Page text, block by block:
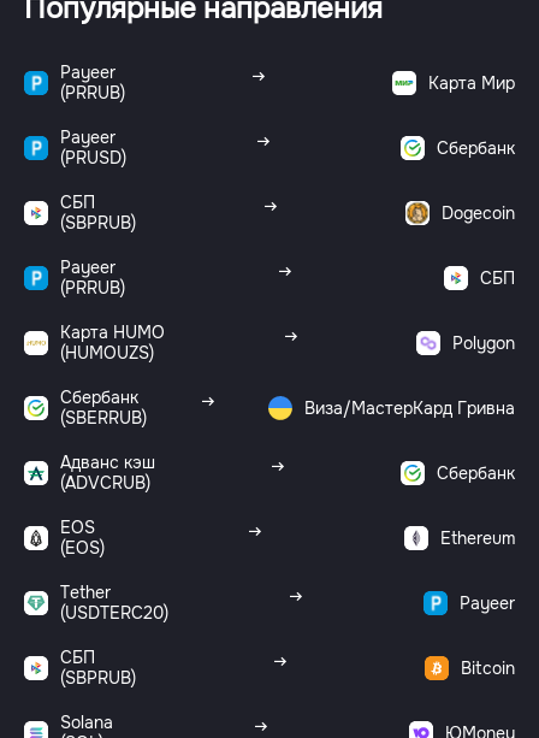
Популярные направления
Payeer
(PRRUB)
Карта Мир
Payeer
(PRUSD)
Сбербанк
СБП
(SBPRUB)
Dogecoin
Payeer
(PRRUB)
СБП
Карта HUMO
(HUMOUZS)
Polygon
Сбербанк
(SBERRUB)
Виза/МастерКард Гривна
Адванс кэш
(ADVCRUB)
Сбербанк
EOS
(EOS)
Ethereum
Tether
(USDTERC20)
Payeer
СБП
(SBPRUB)
Bitcoin
Solana
ЮMoney